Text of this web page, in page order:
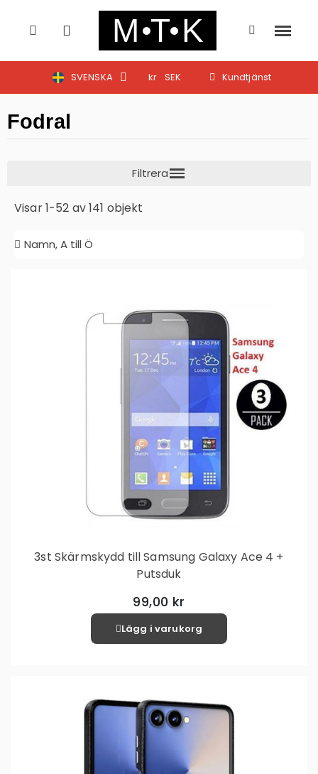
SVENSKA kr SEK Kundtjänst
Fodral
Visar 1-52 av 141 objekt
3st Skärmskydd till Samsung Galaxy Ace 4 +
Putsduk
99,00 kr
Lägg i varukorg